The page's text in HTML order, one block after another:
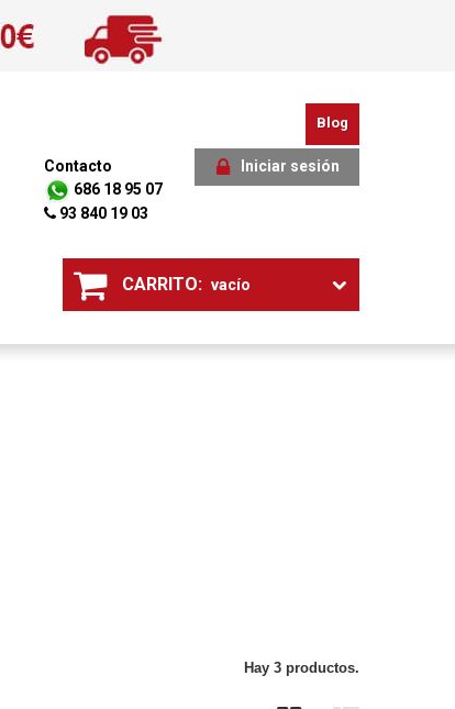
Blog
Iniciar sesión
Contacto
686 18 95 07
93 840 19 03
CARRITO: vacío
Hay 3 productos.